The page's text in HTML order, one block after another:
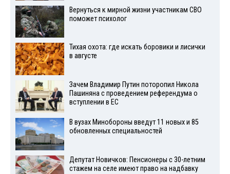
Вернуться к мирной жизни участникам СВО
поможет психолог
Тихая охота: где искать боровики и лисички
в августе
Зачем Владимир Путин поторопил Никола
Пашиняна с проведением референдума о
вступлении в ЕС
В вузах Минобороны введут 11 новых и 85
обновленных специальностей
Депутат Новичков: Пенсионеры с 30-летним
стажем на селе имеют право на надбавку